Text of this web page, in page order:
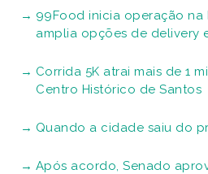
99Food inicia operação na
amplia opções de delivery
Corrida 5K atrai mais de 1
Centro Histórico de Santos
Quando a cidade saiu do
Após acordo, Senado